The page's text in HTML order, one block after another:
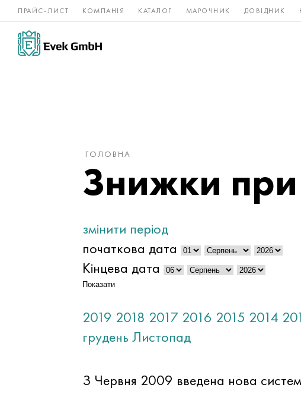
ПРАЙС-ЛИСТ КОМПАНІЯ КАТАЛОГ МАРОЧНИК ДОВІДНИК
Нікелеві
сплави
ГОЛОВНА
Знижки
змінити період
початкова дата
Кінцева дата
Показати
2019 2018 2017 2016 2015 2014
грудень Листопад
З Червня 2009 введена нова